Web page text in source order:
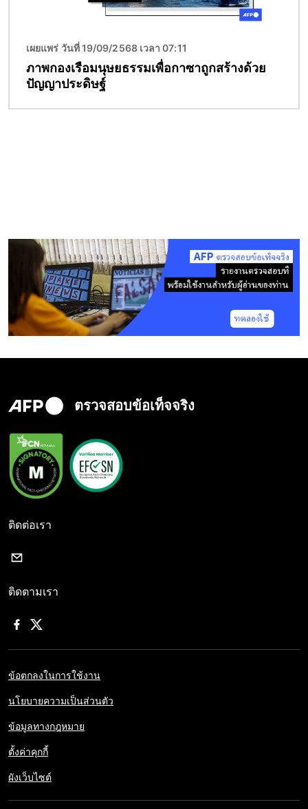
เผยแพร่ วันที่ 19/09/2568 เวลา 07:11
ภาพกองเรือมนุษยธรรมเพื่อกาซาถูกสร้างด้วย
ปัญญาประดิษฐ์
ตรวจสอบข้อเท็จจริง
ติดต่อเรา
ติดตามเรา
ข้อตกลงในการใช้งาน
นโยบายความเป็นส่วนตัว
ข้อมูลทางกฎหมาย
ตั้งค่าคุกกี้
ผังเว็บไซต์